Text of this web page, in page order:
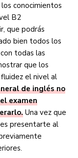
conocimientos
B2
que podrás
bien todos los
todas las
que los
el nivel al
de inglés no
examen
Una vez que
presentarte al